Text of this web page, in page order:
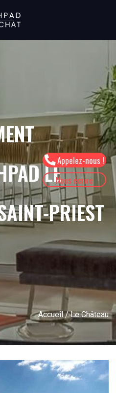
Appelez-nous !
Nous écrire
LE
PRIEST
Accueil/ Le Château